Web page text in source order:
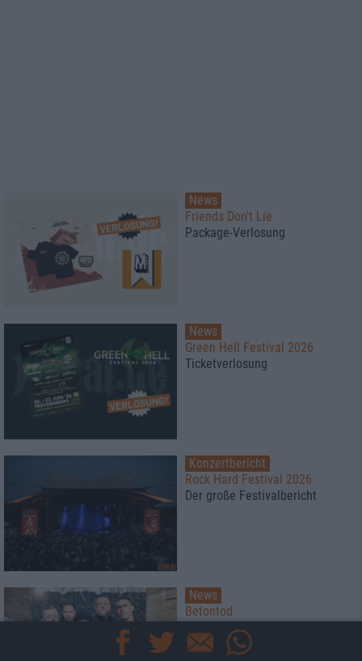
News
Friends Don't Lie
Package-Verlosung
News
Green Hell Festival 2026
Ticketverlosung
Konzertbericht
Rock Hard Festival 2026
Der große Festivalbericht
News
Betontod
wenden sich gegen „All Die
Schönen Menschen“